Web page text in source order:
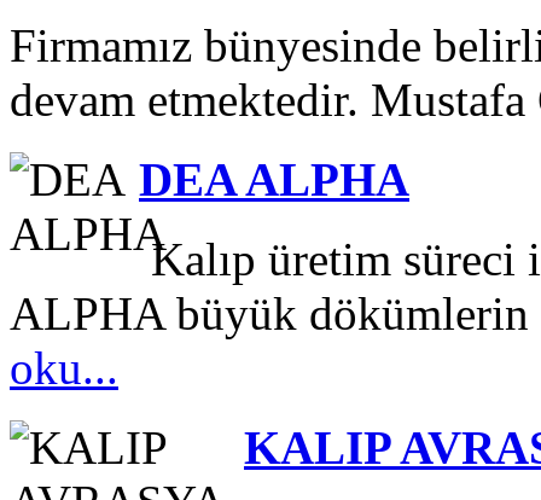
Firmamız bünyesinde
devam etmektedir.
DEA ALPHA
Kalıp üretim süreci
ALPHA büyük dökümlerin
oku...
KALIP